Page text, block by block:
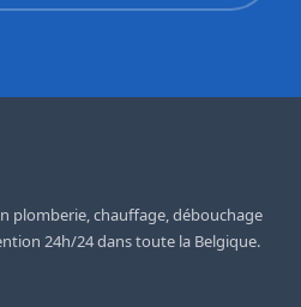
plomberie, chauffage, débouchage
24h/24 dans toute la Belgique.